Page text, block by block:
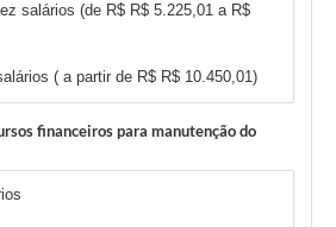
salários (de R$ R$ 5.225,01 a R$
( a partir de R$ R$ 10.450,01)
financeiros para manutenção do